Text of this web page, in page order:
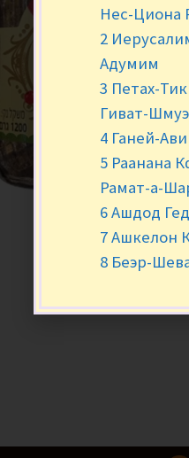
Нес-Циона
2
Адумим
3 Петах-
Гиват-
4 Ганей-
5 Раанана
Рамат-а-
6 Ашдод
7 Ашкелон
8 Беэр-